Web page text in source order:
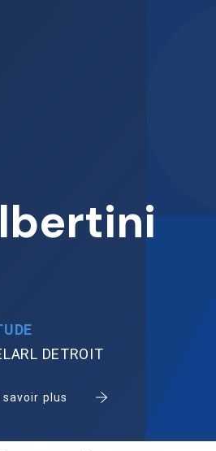
DETROIT
savoir plus